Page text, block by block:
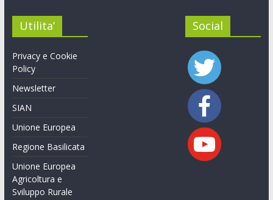
Utilita’
Privacy e Cookie
Policy
Newsletter
SIAN
Unione Europea
Regione Basilicata
Unione Europea
Agricoltura e
Sviluppo Rurale
Social